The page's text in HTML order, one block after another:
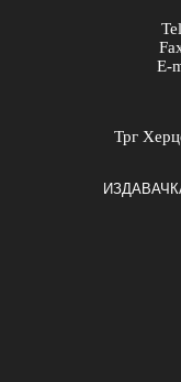
Tel
E-
Трг